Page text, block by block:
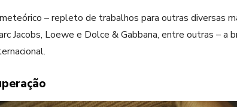
– repleto de trabalhos para outras diversas
Jacobs, Loewe e Dolce & Gabbana, entre outras – a